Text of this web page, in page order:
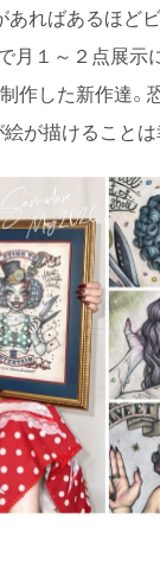
ればあるほど
月１～２点展示
作した新作達。
が描けることは